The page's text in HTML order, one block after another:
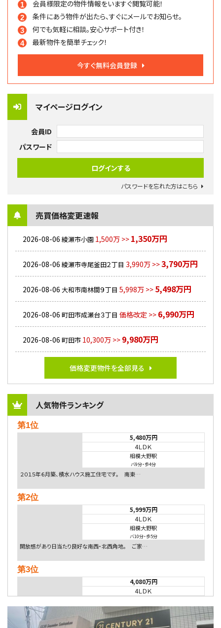
会員様限定の物件情報をいますぐ閲覧可能！
条件にあう物件が出たら、すぐにメールでお知らせ。
何でも気軽に相談。安心サポート付き！
最新物件を簡単チェック！
今すぐ無料会員登録
マイページログイン
会員ID
パスワード
パスワードを忘れた方はこちら
売買価格変更速報
2026-08-06 綾瀬市小園 1,500万 >> 1,350万円
2026-08-06 綾瀬市寺尾釜田２丁目 3,990万 >>3,790万円
2026-08-06 大和市南林間９丁目 5,998万 >> 5,498万円
2026-08-06 町田市成瀬台３丁目 価格改定 >> 6,990万円
2026-08-06 町田市 10,300万 >> 9,980万円
価格変更物件を全部見る
人気物件ランキング
第1位
5,480万円
4ＬＤＫ
相模大野駅
バ9分・歩4分
２０１５年６月築、積水ハウス施工住宅です。 南東…
第2位
5,999万円
4ＬＤＫ
相模大野駅
バ10分・歩5分
開放感があり日当たり良好な南西・北西角地。 ご家…
第3位
4,080万円
4ＬＤＫ
歩17分
南側道路に面しており日当たり良好。 キッチンから…